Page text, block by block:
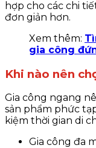
hợp cho các chi
đơn giản hơn.
Xem thêm:
gia công
Khi nào nên
Gia công ngang
sản phẩm phức
kiệm thời gian di
Gia công đa